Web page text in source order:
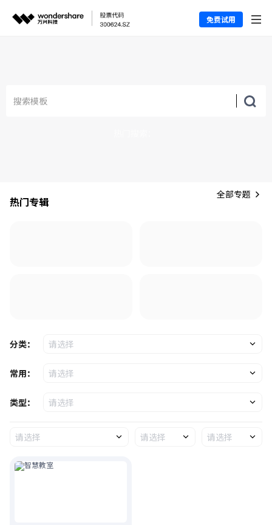
免费试用
热门专辑
全部专题
分类： 请选择
常用： 请选择
类型： 请选择
请选择 请选择 请选择